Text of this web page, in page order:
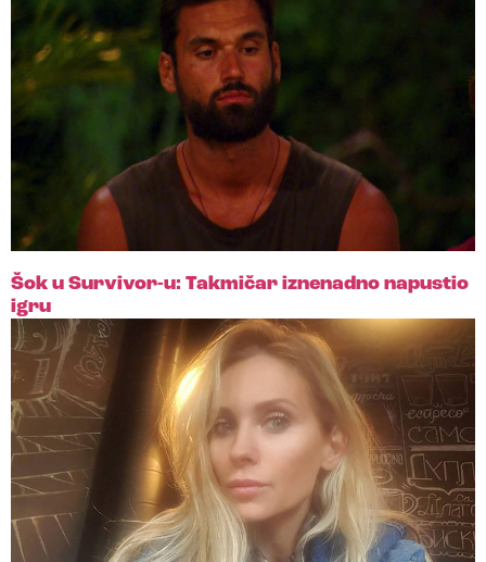
Šok u Survivor-u: Takmičar iznenadno napustio
igru